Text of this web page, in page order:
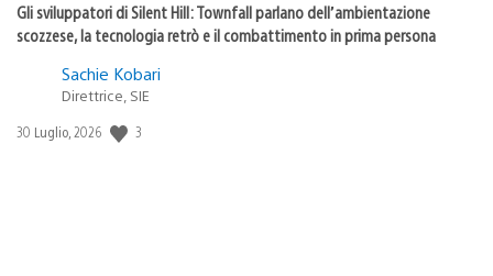
Gli sviluppatori di Silent Hill: Townfall parlano dell’ambientazione
scozzese, la tecnologia retrò e il combattimento in prima persona
Sachie Kobari
Direttrice, SIE
Data
30 Luglio, 2026 3